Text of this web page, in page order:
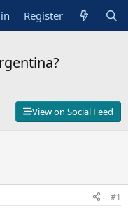
Register
View on Social Feed
#1